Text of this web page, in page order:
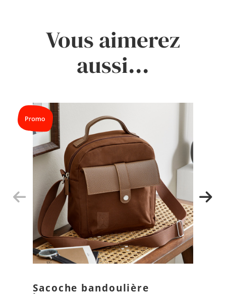
Vous aimerez
aussi...
Sacoche bandoulière